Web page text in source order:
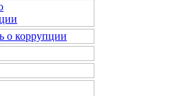
о коррупции